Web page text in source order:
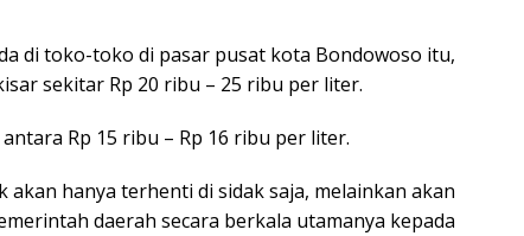
di toko-toko di pasar pusat kota Bondowoso itu,
sekitar Rp 20 ribu – 25 ribu per liter.
Rp 15 ribu – Rp 16 ribu per liter.
hanya terhenti di sidak saja, melainkan akan
daerah secara berkala utamanya kepada